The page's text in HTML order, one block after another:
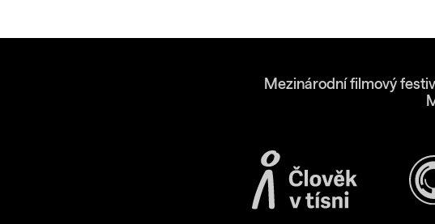
Mezinárodní filmový